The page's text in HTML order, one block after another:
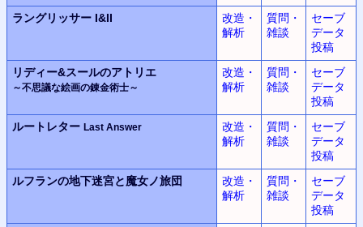
ラングリッサー I&II
改造・
解析
質問・
雑談
セーブ
データ
投稿
リディー&スールのアトリエ
～不思議な絵画の錬金術士～
改造・
解析
質問・
雑談
セーブ
データ
投稿
ルートレター Last Answer
改造・
解析
質問・
雑談
セーブ
データ
投稿
ルフランの地下迷宮と魔女ノ旅団
改造・
解析
質問・
雑談
セーブ
データ
投稿